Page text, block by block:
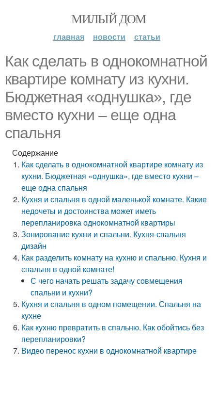
МИЛЫЙ ДОМ
главная новости статьи
Как сделать в однокомнатной
квартире комнату из кухни.
Бюджетная «однушка», где
вместо кухни – еще одна
спальня
Содержание
Как сделать в однокомнатной квартире комнату из
кухни. Бюджетная «однушка», где вместо кухни –
еще одна спальня
Кухня и спальня в одной маленькой комнате. Какие
недочеты и достоинства может иметь
перепланировка однокомнатной квартиры
Зонирование кухни и спальни. Кухня-спальня
дизайн
Как разделить комнату на кухню и спальню. Кухня и
спальня в одной комнате!
С чего начать решать задачу совмещения
спальни и кухни?
Кухня и спальня в одном помещении. Спальня на
кухне
Как кухню превратить в спальню. Как обойтись без
перепланировки?
Видео перенос кухни в однокомнатной квартире